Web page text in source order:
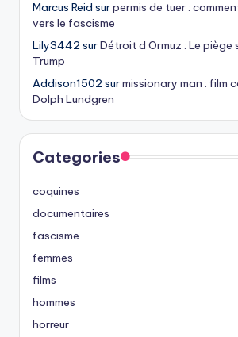
Marcus Reid surpermis de tuer :
vers le fascisme
Lily3442 surDétroit d Ormuz : Le piège
Trump
Addison1502 surmissionary man : film
Dolph Lundgren
Categories
coquines
documentaires
fascisme
femmes
films
hommes
horreur